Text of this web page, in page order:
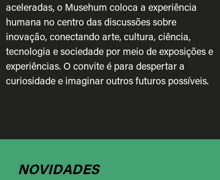
aceleradas, o Musehum coloca a experiência
humana no centro das discussões sobre
inovação, conectando arte, cultura, ciência,
tecnologia e sociedade por meio de exposições e
experiências. O convite é para despertar a
curiosidade e imaginar outros futuros possíveis.
NOVIDADES